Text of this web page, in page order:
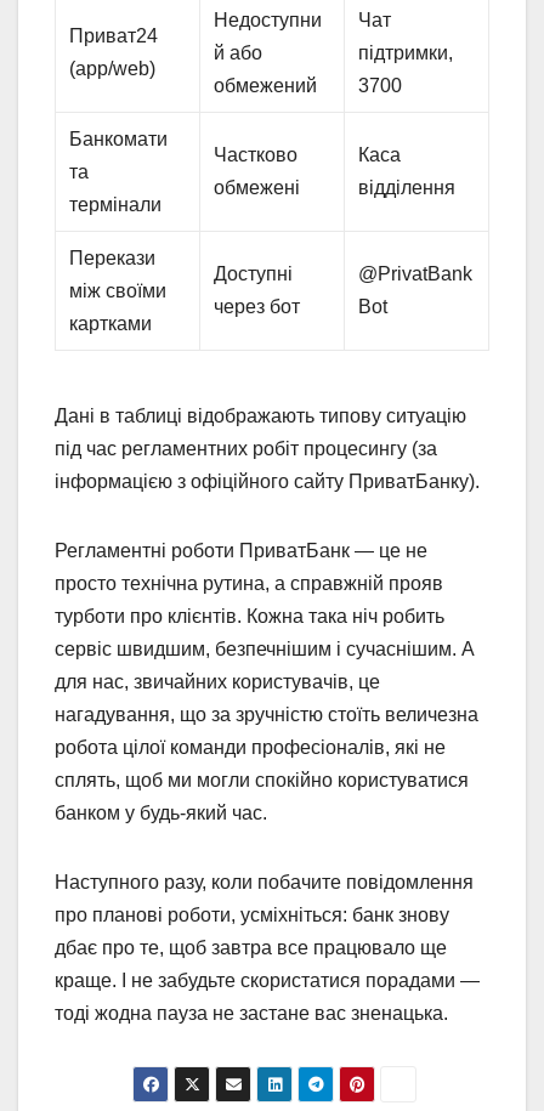
Приват24
(app/web)
Недоступни
й або
обмежений
Чат
підтримки,
3700
Банкомати
та
термінали
Частково
обмежені
Каса
відділення
Перекази
між своїми
картками
Доступні
через бот
@PrivatBank
Bot
Дані в таблиці відображають типову ситуацію
під час регламентних робіт процесингу (за
інформацією з офіційного сайту ПриватБанку).
Регламентні роботи ПриватБанк — це не
просто технічна рутина, а справжній прояв
турботи про клієнтів. Кожна така ніч робить
сервіс швидшим, безпечнішим і сучаснішим. А
для нас, звичайних користувачів, це
нагадування, що за зручністю стоїть величезна
робота цілої команди професіоналів, які не
сплять, щоб ми могли спокійно користуватися
банком у будь-який час.
Наступного разу, коли побачите повідомлення
про планові роботи, усміхніться: банк знову
дбає про те, щоб завтра все працювало ще
краще. І не забудьте скористатися порадами —
тоді жодна пауза не застане вас зненацька.